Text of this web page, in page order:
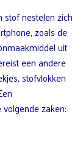
stof nestelen zich
zoals de
uit
een andere
stofvlokken
zaken: